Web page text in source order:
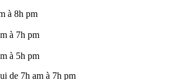
à 8h pm
à 7h pm
à 5h pm
de 7h am à 7h pm